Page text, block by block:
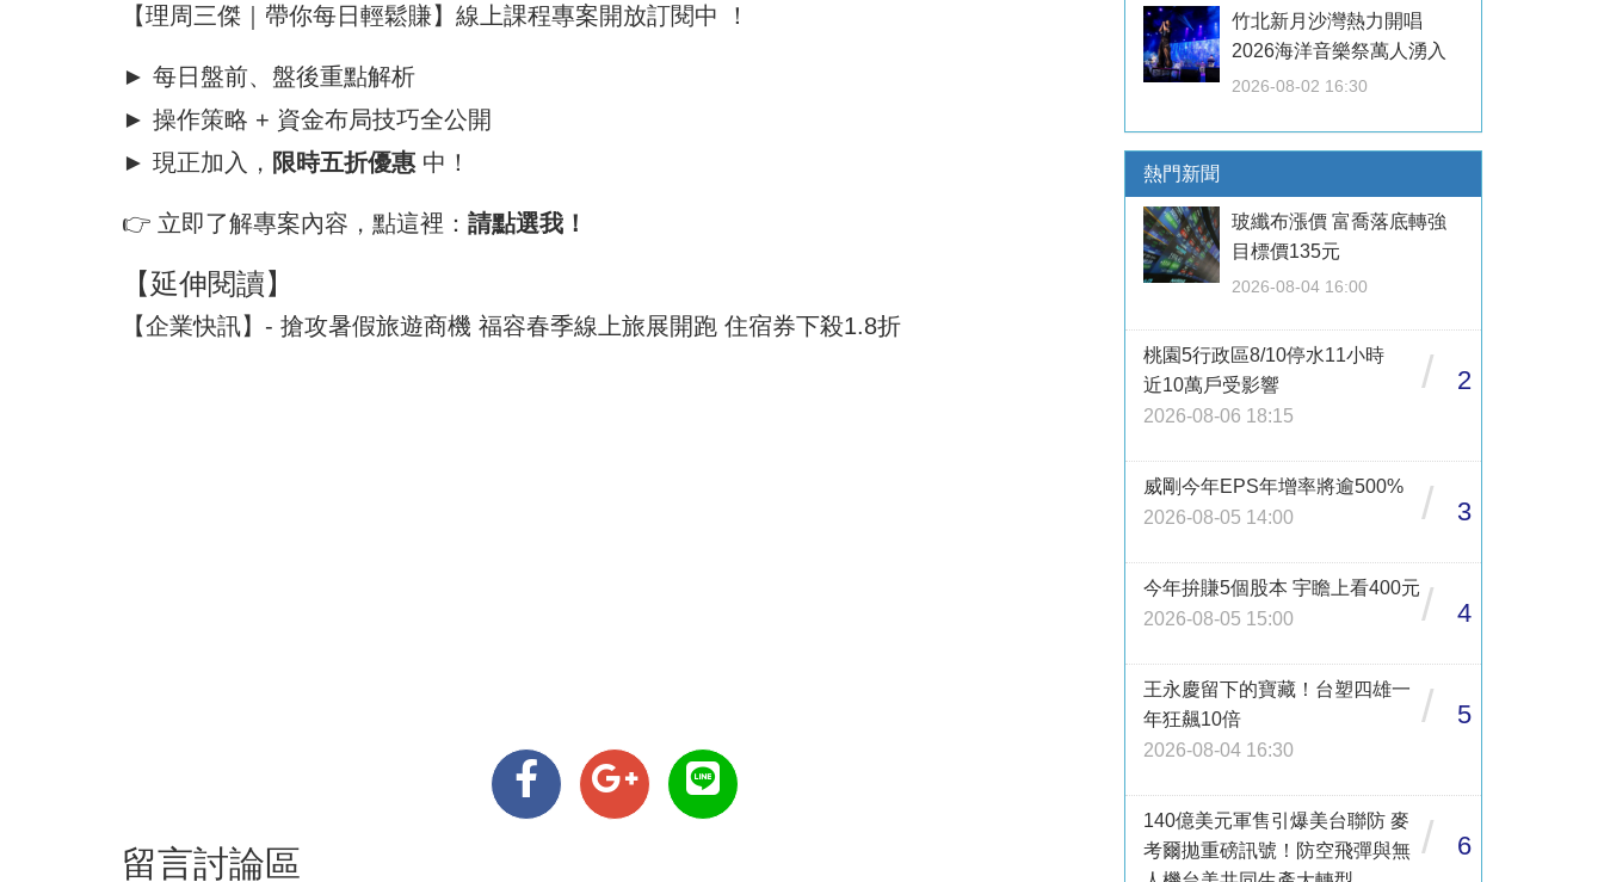
【理周三傑｜帶你每日輕鬆賺】線上課程專案開放訂閱中 ！
► 每日 盤前、盤後重點解析
► 操作策略 + 資金布局技巧全公開
► 現正加入， 限時五折優惠 中！
👉 立即了解專案內容，點這裡： 請點選我！
【延伸閱讀】
【企業快訊】- 搶攻暑假旅遊商機 福容春季線上旅展開跑 住宿券下殺1.8折
留言討論區
竹北新月沙灣熱力開唱
2026海洋音樂祭萬人湧入
2026-08-02 16:30
熱門新聞
玻纖布漲價 富喬落底轉強
目標價135元
2026-08-04 16:00
桃園5行政區8/10停水11小時
近10萬戶受影響
2026-08-06 18:15
/ 2
威剛今年EPS年增率將逾500%
2026-08-05 14:00
/ 3
今年拚賺5個股本 宇瞻上看400元
2026-08-05 15:00
/ 4
王永慶留下的寶藏！台塑四雄一
年狂飆10倍
2026-08-04 16:30
/ 5
140億美元軍售引爆美台聯防 麥
考爾拋重磅訊號！防空飛彈與無 / 6